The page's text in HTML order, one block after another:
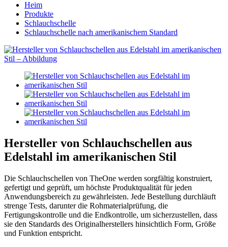
Heim
Produkte
Schlauchschelle
Schlauchschelle nach amerikanischem Standard
Hersteller von Schlauchschellen aus
Edelstahl im amerikanischen Stil
Die Schlauchschellen von TheOne werden sorgfältig konstruiert,
gefertigt und geprüft, um höchste Produktqualität für jeden
Anwendungsbereich zu gewährleisten. Jede Bestellung durchläuft
strenge Tests, darunter die Rohmaterialprüfung, die
Fertigungskontrolle und die Endkontrolle, um sicherzustellen, dass
sie den Standards des Originalherstellers hinsichtlich Form, Größe
und Funktion entspricht.